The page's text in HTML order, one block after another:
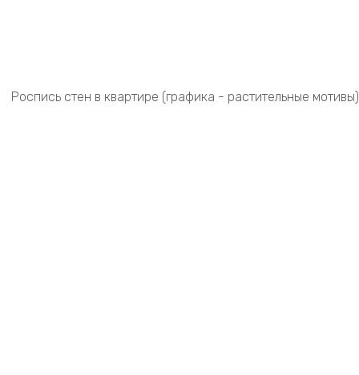
Роспись стен в квартире (графика - растительные мотивы)